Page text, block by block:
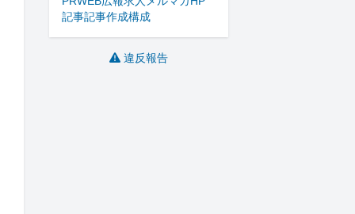
記事記事作成構成
違反報告